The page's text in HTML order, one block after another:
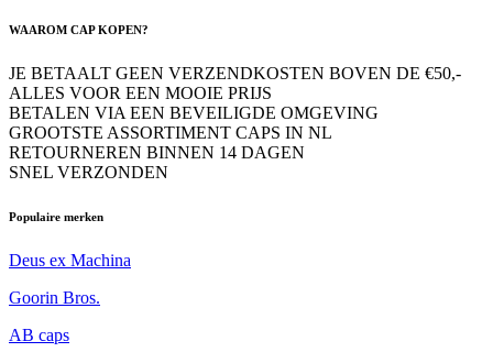
WAAROM CAP KOPEN?
JE BETAALT GEEN VERZENDKOSTEN BOVEN DE €50,-
ALLES VOOR EEN MOOIE PRIJS
BETALEN VIA EEN BEVEILIGDE OMGEVING
GROOTSTE ASSORTIMENT CAPS IN NL
RETOURNEREN BINNEN 14 DAGEN
SNEL VERZONDEN
Populaire merken
Deus ex Machina
Goorin Bros.
AB caps